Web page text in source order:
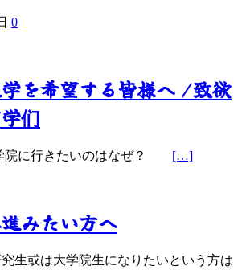
0
を希望する皆様へ /致欲
们
院に行きたいのはなぜ？ […]
みたい方へ
生或は大学院生になりたいという方は